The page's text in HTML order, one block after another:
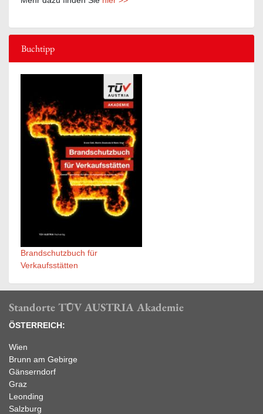
Buchtipp
Brandschutzbuch für
Verkaufsstätten
Standorte TÜV AUSTRIA Akademie
ÖSTERREICH:
Wien
Brunn am Gebirge
Gänserndorf
Graz
Leonding
Salzburg